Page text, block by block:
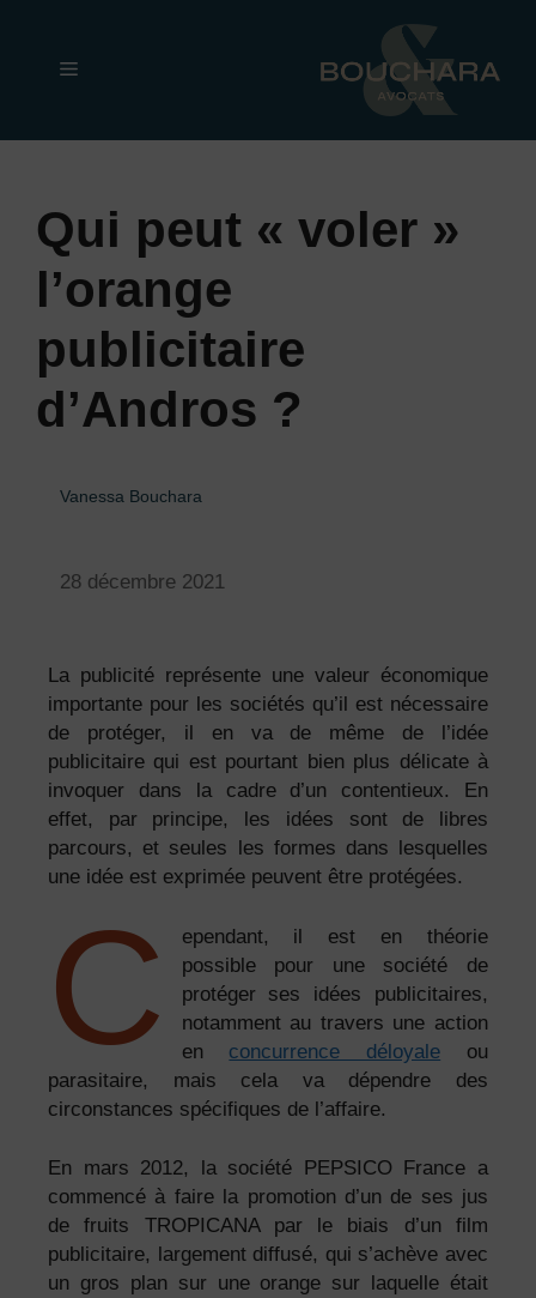
contenu Menu
Qui peut « voler »
l’orange
publicitaire
d’Andros ?
Vanessa Bouchara
28 décembre 2021
La publicité représente une valeur économique
importante pour les sociétés qu’il est nécessaire
de protéger, il en va de même de l’idée
publicitaire qui est pourtant bien plus délicate à
invoquer dans la cadre d’un contentieux. En
effet, par principe, les idées sont de libres
parcours, et seules les formes dans lesquelles
une idée est exprimée peuvent être protégées.
C
ependant, il est en théorie
possible pour une société de
protéger ses idées publicitaires,
notamment au travers une action
en concurrence déloyale ou
parasitaire, mais cela va dépendre des
circonstances spécifiques de l’affaire.
En mars 2012, la société PEPSICO France a
commencé à faire la promotion d’un de ses jus
de fruits TROPICANA par le biais d’un film
publicitaire, largement diffusé, qui s’achève avec
un gros plan sur une orange sur laquelle était